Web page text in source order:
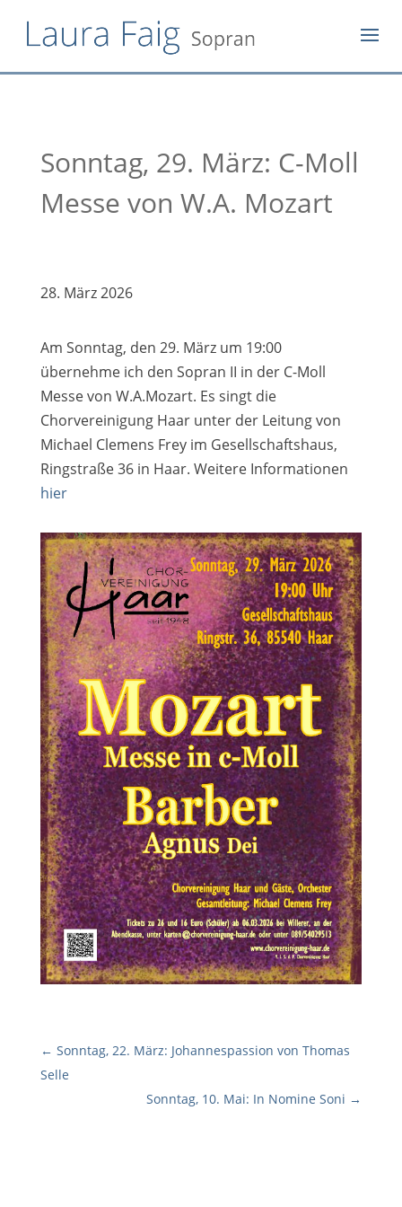
Sonntag, 29. März: C-Moll
Messe von W.A. Mozart
28. März 2026
Am Sonntag, den 29. März um 19:00
übernehme ich den Sopran II in der C-Moll
Messe von W.A.Mozart. Es singt die
Chorvereinigung Haar unter der Leitung von
Michael Clemens Frey im Gesellschaftshaus,
Ringstraße 36 in Haar. Weitere Informationen
hier
← Sonntag, 22. März: Johannespassion von Thomas
Selle
Sonntag, 10. Mai: In Nomine Soni →